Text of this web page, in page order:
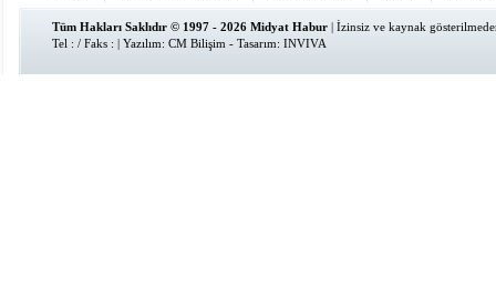
Tüm Hakları Saklıdır © 1997 - 2026 Midyat Habur | İzinsiz ve kaynak
Tel : / Faks : | Yazılım: CM Bilişim - Tasarım: INVIVA